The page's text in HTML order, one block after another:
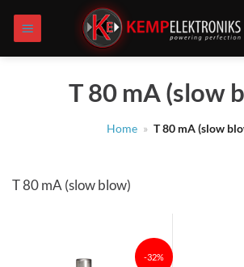
Inhalt
springen
T 80 mA (slow
Home » T 80 mA (slow
T 80 mA (slow blow)
-32%